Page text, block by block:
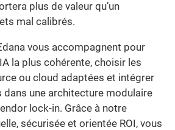
plus de valeur qu’un
mal calibrés.
vous accompagnent pour
la plus cohérente, choisir les
ou cloud adaptées et intégrer
une architecture modulaire
lock-in. Grâce à notre
sécurisée et orientée ROI, vous